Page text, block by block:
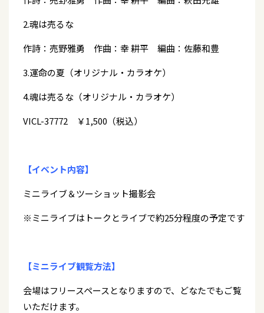
2.魂は売るな
作詩：売野雅勇 作曲：幸 耕平 編曲：佐藤和豊
3.運命の夏（オリジナル・カラオケ）
4.魂は売るな（オリジナル・カラオケ）
VICL-37772 ￥1,500（税込）
【イベント内容】
ミニライブ＆ツーショット撮影会
※ミニライブはトークとライブで約25分程度の予定です
【ミニライブ観覧方法】
会場はフリースペースとなりますので、どなたでもご覧
いただけます。